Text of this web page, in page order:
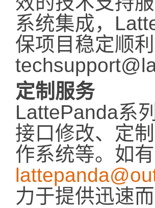
系统集成，
保项目稳定顺
定制服务
LattePanda系
接口修改、定
作系统等。如
力于提供迅速